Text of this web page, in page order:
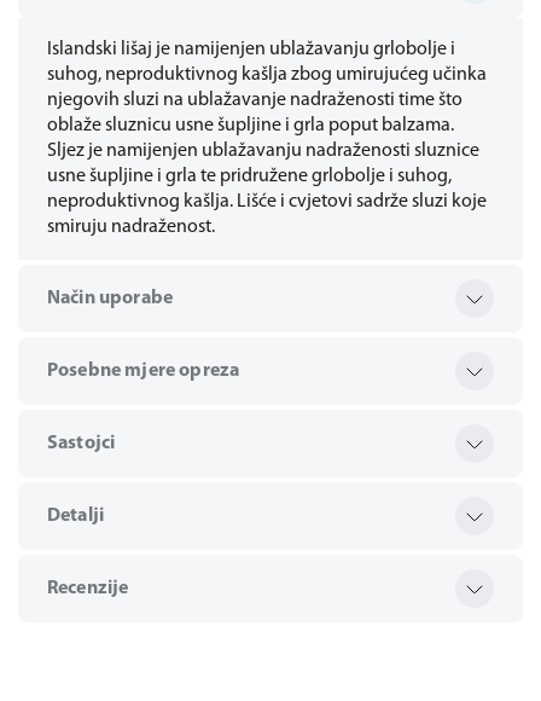
Islandski lišaj je namijenjen ublažavanju grlobolje i
suhog, neproduktivnog kašlja zbog umirujućeg učinka
njegovih sluzi na ublažavanje nadraženosti time što
oblaže sluznicu usne šupljine i grla poput balzama.
Sljez je namijenjen ublažavanju nadraženosti sluznice
usne šupljine i grla te pridružene grlobolje i suhog,
neproduktivnog kašlja. Lišće i cvjetovi sadrže sluzi koje
smiruju nadraženost.
Način uporabe
Posebne mjere opreza
Sastojci
Detalji
Recenzije